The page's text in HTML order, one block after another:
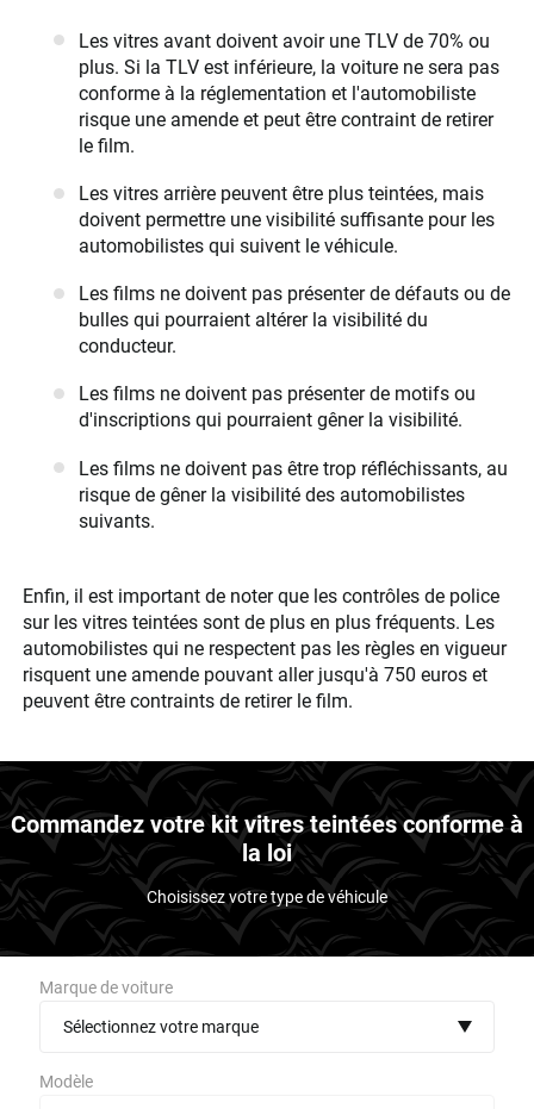
Les vitres avant doivent avoir une TLV de 70% ou
plus. Si la TLV est inférieure, la voiture ne sera pas
conforme à la réglementation et l'automobiliste
risque une amende et peut être contraint de retirer
le film.
Les vitres arrière peuvent être plus teintées, mais
doivent permettre une visibilité suffisante pour les
automobilistes qui suivent le véhicule.
Les films ne doivent pas présenter de défauts ou de
bulles qui pourraient altérer la visibilité du
conducteur.
Les films ne doivent pas présenter de motifs ou
d'inscriptions qui pourraient gêner la visibilité.
Les films ne doivent pas être trop réfléchissants, au
risque de gêner la visibilité des automobilistes
suivants.
Enfin, il est important de noter que les contrôles de police
sur les vitres teintées sont de plus en plus fréquents. Les
automobilistes qui ne respectent pas les règles en vigueur
risquent une amende pouvant aller jusqu'à 750 euros et
peuvent être contraints de retirer le film.
Commandez votre kit vitres teintées conforme à
la loi
Choisissez votre type de véhicule
Marque de voiture
Sélectionnez votre marque
Modèle